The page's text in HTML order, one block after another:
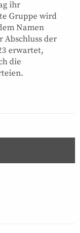
ihr
Gruppe wird
Namen
Abschluss der
erwartet,
die